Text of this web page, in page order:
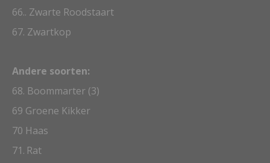
66.. Zwarte Roodstaart
67. Zwartkop
Andere soorten:
68. Boommarter (3)
69 Groene Kikker
70 Haas
71. Rat